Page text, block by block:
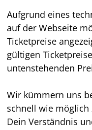
Aufgrund eines
auf der Webseite
Ticketpreise
gültigen
untenstehenden
Wir kümmern uns
schnell wie möglich
Dein Verständnis